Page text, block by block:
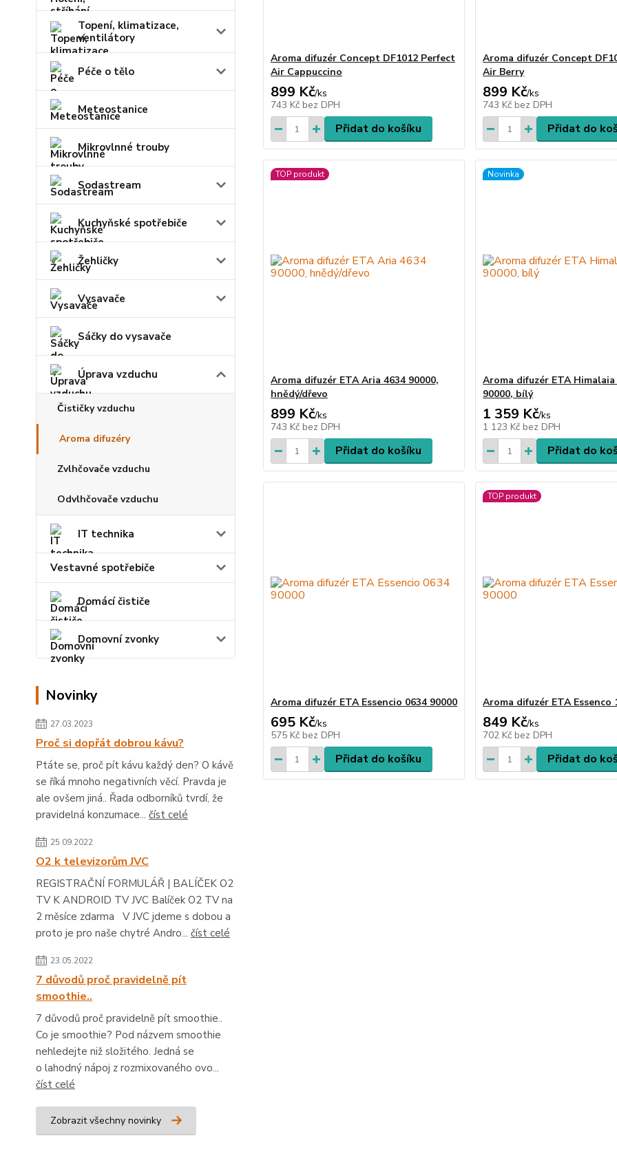
Topení, klimatizace,
ventilátory
Péče o tělo
Meteostanice
Mikrovlnné trouby
Sodastream
Kuchyňské spotřebiče
Žehličky
Vysavače
Sáčky do vysavače
Úprava vzduchu
Čističky vzduchu
Aroma difuzéry
Zvlhčovače vzduchu
Odvlhčovače vzduchu
IT technika
Vestavné spotřebiče
Domácí čističe
Domovní zvonky
Novinky
27.03.2023
Proč si dopřát dobrou kávu?
Ptáte se, proč pít kávu každý den? O kávě
se říká mnoho negativních věcí. Pravda je
ale ovšem jiná.. Řada odborníků tvrdí, že
pravidelná konzumace... číst celé
25.09.2022
O2 k televizorům JVC
REGISTRAČNÍ FORMULÁŘ | BALÍČEK O2
TV K ANDROID TV JVC Balíček O2 TV na
2 měsíce zdarma V JVC jdeme s dobou a
proto je pro naše chytré Andro... číst celé
23.05.2022
7 důvodů proč pravidelně pít
smoothie..
7 důvodů proč pravidelně pít smoothie..
Co je smoothie? Pod názvem smoothie
nehledejte niž složitého. Jedná se
o lahodný nápoj z rozmixovaného ovo...
číst celé
Zobrazit všechny novinky
Aroma difuzér Concept DF1012 Perfect
Air Cappuccino
899 Kč/ks
743 Kč bez DPH
Přidat do košíku
Aroma difuzér Concept
Air Berry
899 Kč/ks
743 Kč bez DPH
Přidat do
TOP produkt
Aroma difuzér ETA Aria 4634 90000,
hnědý/dřevo
899 Kč/ks
743 Kč bez DPH
Přidat do košíku
Novinka
Aroma difuzér ETA Himalaia
90000, bílý
1 359 Kč/ks
1 123 Kč bez DPH
Přidat do
Aroma difuzér ETA Essencio 0634 90000
695 Kč/ks
575 Kč bez DPH
Přidat do košíku
TOP produkt
Aroma difuzér ETA Essenco
849 Kč/ks
702 Kč bez DPH
Přidat do